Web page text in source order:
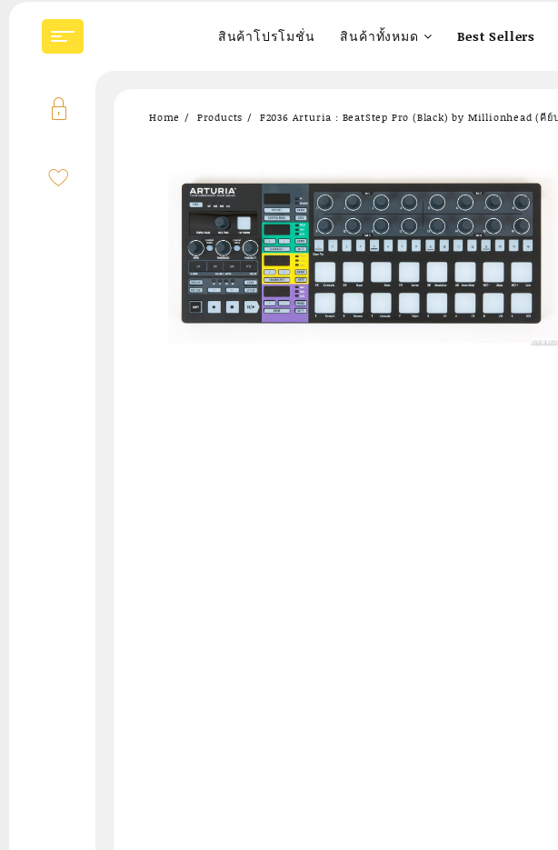
content
สินค้าโปรโมชั่น สินค้าทั้งหมด Best Sellers
Home Products
F2036 Arturia : BeatStep Pro (Black) by Millionhead (คีย์